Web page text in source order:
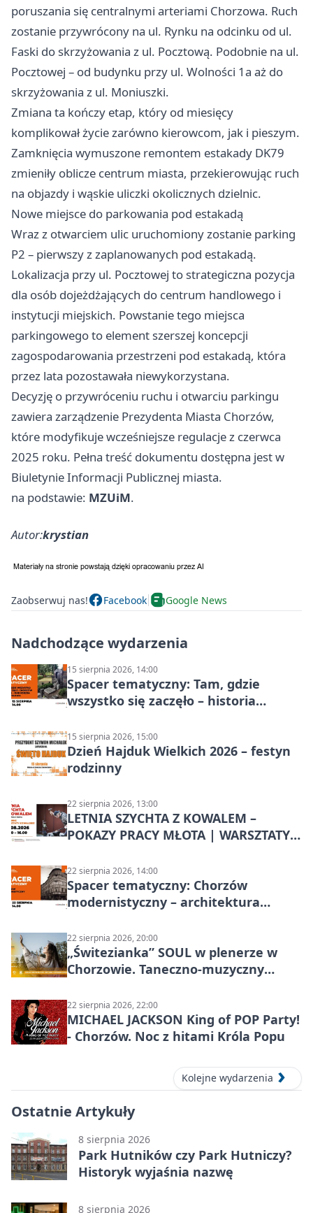
poruszania się centralnymi arteriami Chorzowa. Ruch
zostanie przywrócony na ul. Rynku na odcinku od ul.
Faski do skrzyżowania z ul. Pocztową. Podobnie na ul.
Pocztowej – od budynku przy ul. Wolności 1a aż do
skrzyżowania z ul. Moniuszki.
Zmiana ta kończy etap, który od miesięcy
komplikował życie zarówno kierowcom, jak i pieszym.
Zamknięcia wymuszone remontem estakady DK79
zmieniły oblicze centrum miasta, przekierowując ruch
na objazdy i wąskie uliczki okolicznych dzielnic.
Nowe miejsce do parkowania pod estakadą
Wraz z otwarciem ulic uruchomiony zostanie parking
P2 – pierwszy z zaplanowanych pod estakadą.
Lokalizacja przy ul. Pocztowej to strategiczna pozycja
dla osób dojeżdżających do centrum handlowego i
instytucji miejskich. Powstanie tego miejsca
parkingowego to element szerszej koncepcji
zagospodarowania przestrzeni pod estakadą, która
przez lata pozostawała niewykorzystana.
Decyzję o przywróceniu ruchu i otwarciu parkingu
zawiera zarządzenie Prezydenta Miasta Chorzów,
które modyfikuje wcześniejsze regulacje z czerwca
2025 roku. Pełna treść dokumentu dostępna jest w
Biuletynie Informacji Publicznej miasta.
na podstawie: MZUiM.
Autor:krystian
Zaobserwuj nas! Facebook Google News
Nadchodzące wydarzenia
15 sierpnia 2026, 14:00
Spacer tematyczny: Tam, gdzie
wszystko się zaczęło – historia
15 sierpnia 2026, 15:00
Dzień Hajduk Wielkich 2026 – festyn
rodzinny
22 sierpnia 2026, 13:00
LETNIA SZYCHTA Z KOWALEM –
POKAZY PRACY MŁOTA | WARSZTATY
22 sierpnia 2026, 14:00
Spacer tematyczny: Chorzów
modernistyczny – architektura
22 sierpnia 2026, 20:00
„Świtezianka” SOUL w plenerze w
Chorzowie. Taneczno-muzyczny
22 sierpnia 2026, 22:00
MICHAEL JACKSON King of POP Party!
- Chorzów. Noc z hitami Króla Popu
Kolejne wydarzenia
Ostatnie Artykuły
8 sierpnia 2026
Park Hutników czy Park Hutniczy?
Historyk wyjaśnia nazwę
8 sierpnia 2026